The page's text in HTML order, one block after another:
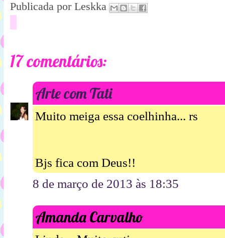
Publicada por Leskka
17 comentários:
Arte com Tati
Muito meiga essa coelhinha... rs
Bjs fica com Deus!!
8 de março de 2013 às 18:35
Amanda Carvalho